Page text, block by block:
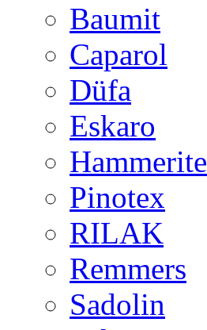
Baumit
Caparol
Düfa
Eskaro
Hammerite
Pinotex
RILAK
Remmers
Sadolin